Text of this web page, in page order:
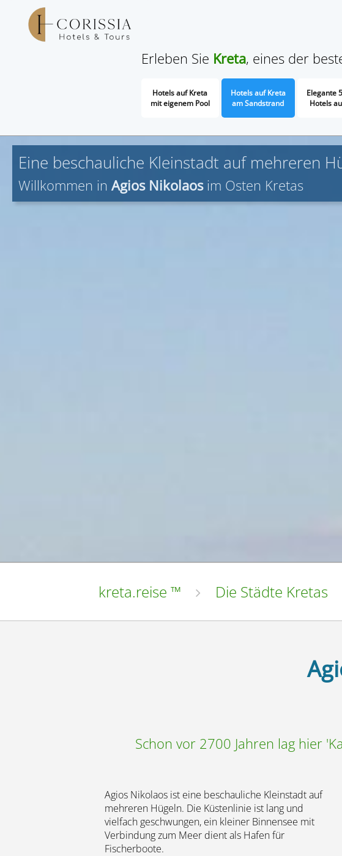
Erleben Sie Kreta, eines der
Hotels auf Kreta
mit eigenem Pool
Hotels auf Kreta
am Sandstrand
Elegante
Hotels
Eine beschauliche Kleinstadt auf mehreren
Willkommen in Agios Nikolaosim Osten Kretas
kreta.reise ™ Die Städte Kretas
Schon vor 2700 Jahren lag hier
Agios Nikolaos ist eine beschauliche Kleinstadt auf
mehreren Hügeln. Die Küstenlinie ist lang und
vielfach geschwungen, ein kleiner Binnensee mit
Verbindung zum Meer dient als Hafen für
Fischerboote.